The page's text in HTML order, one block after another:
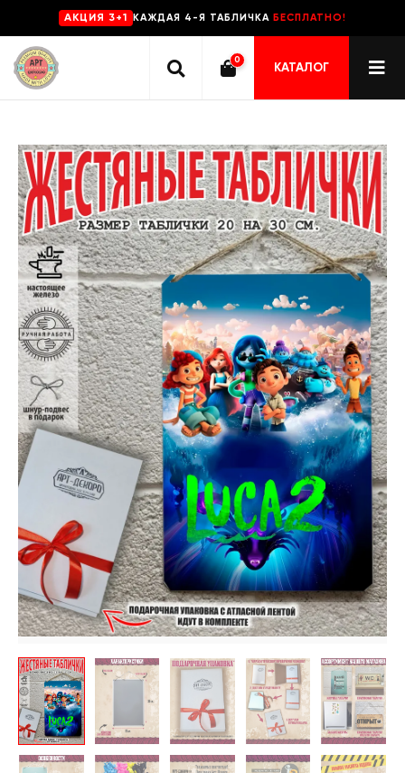
AKЦИЯ 3+1 КАЖДАЯ 4-Я ТАБЛИЧКА БЕСПЛАТНО!
0
КАТАЛОГ